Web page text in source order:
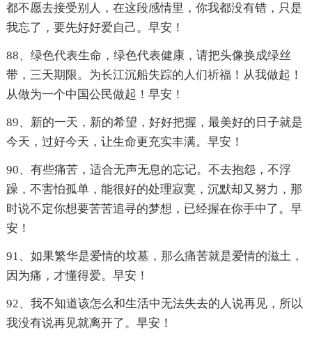
都不愿去接受别人，在这段感情里，你我都没有错，只是
我忘了，要先好好爱自己。早安！
88、绿色代表生命，绿色代表健康，请把头像换成绿丝
带，三天期限。为长江沉船失踪的人们祈福！从我做起！
从做为一个中国公民做起！早安！
89、新的一天，新的希望，好好把握，最美好的日子就是
今天，过好今天，让生命更充实丰满。早安！
90、有些痛苦，适合无声无息的忘记。不去抱怨，不浮
躁，不害怕孤单，能很好的处理寂寞，沉默却又努力，那
时说不定你想要苦苦追寻的梦想，已经握在你手中了。早
安！
91、如果繁华是爱情的坟墓，那么痛苦就是爱情的滋土，
因为痛，才懂得爱。早安！
92、我不知道该怎么和生活中无法失去的人说再见，所以
我没有说再见就离开了。早安！